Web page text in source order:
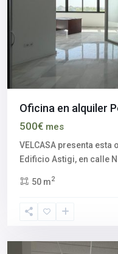
Oficina en alquiler
500€ mes
VELCASA presenta esta
Edificio Astigi, en calle
50 m2
Polígono
industrial
Pisa,
del
Sevilla